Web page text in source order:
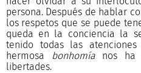
persona. Después de hablar
los respetos que se puede
queda en la conciencia la
tenido todas las
hermosa
bonhomíanos ha
libertades.